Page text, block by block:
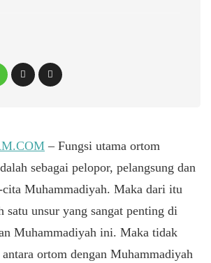
– Fungsi utama ortom
sebagai pelopor, pelangsung dan
cita Muhammadiyah. Maka dari itu
satu unsur yang sangat penting di
Muhammadiyah ini. Maka tidak
ortom dengan Muhammadiyah